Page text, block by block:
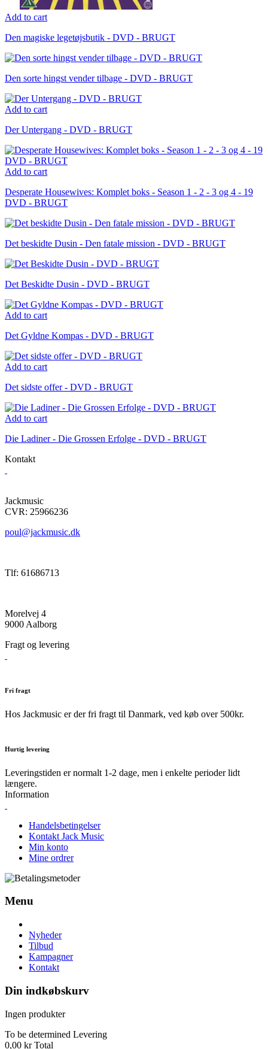
Add to cart
Den magiske legetøjsbutik - DVD - BRUGT
Den sorte hingst vender tilbage - DVD - BRUGT
Add to cart
Der Untergang - DVD - BRUGT
Add to cart
Desperate Housewives: Komplet boks - Season 1 - 2 - 3 og 4 - 19
DVD - BRUGT
Det beskidte Dusin - Den fatale mission - DVD - BRUGT
Det Beskidte Dusin - DVD - BRUGT
Add to cart
Det Gyldne Kompas - DVD - BRUGT
Add to cart
Det sidste offer - DVD - BRUGT
Add to cart
Die Ladiner - Die Grossen Erfolge - DVD - BRUGT
Kontakt
Jackmusic
CVR: 25966236
poul@jackmusic.dk
Tlf: 61686713
Morelvej 4
9000 Aalborg
Fragt og levering
Fri fragt
Hos Jackmusic er der fri fragt til Danmark, ved køb over 500kr.
Hurtig levering
Leveringstiden er normalt 1-2 dage, men i enkelte perioder lidt
længere.
Information
Handelsbetingelser
Kontakt Jack Music
Min konto
Mine ordrer
Menu
Nyheder
Tilbud
Kampagner
Kontakt
Din indkøbskurv
Ingen produkter
To be determined Levering
0,00 kr Total